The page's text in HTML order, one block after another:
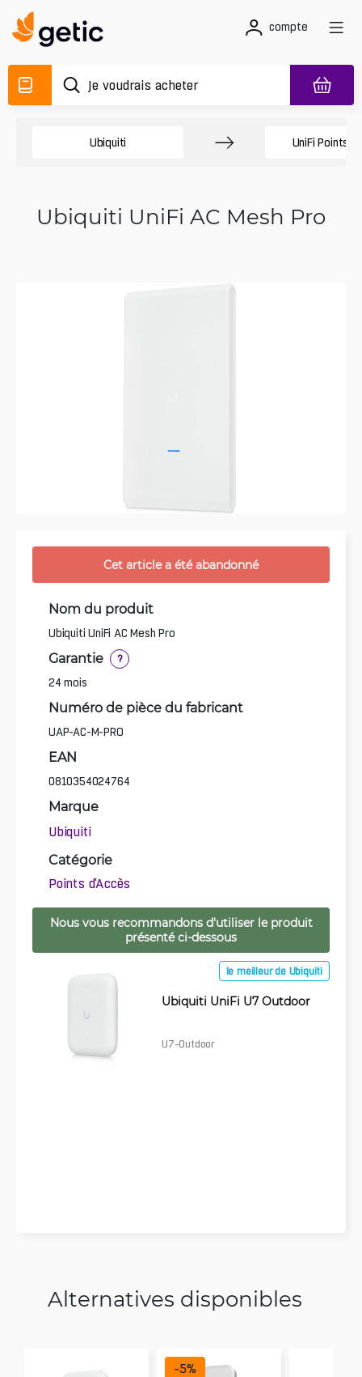
compte
Ubiquiti UniFi Points
Ubiquiti UniFi AC Mesh Pro
Cet article a été abandonné
Nom du produit
Ubiquiti UniFi AC Mesh Pro
Garantie ?
24 mois
Numéro de pièce du fabricant
UAP-AC-M-PRO
EAN
0810354024764
Marque
Ubiquiti
Catégorie
Points d'Accès
Nous vous recommandons d'utiliser le produit
présenté ci-dessous
le meilleur de Ubiquiti
Ubiquiti UniFi U7 Outdoor
U7-Outdoor
Alternatives disponibles
-5%